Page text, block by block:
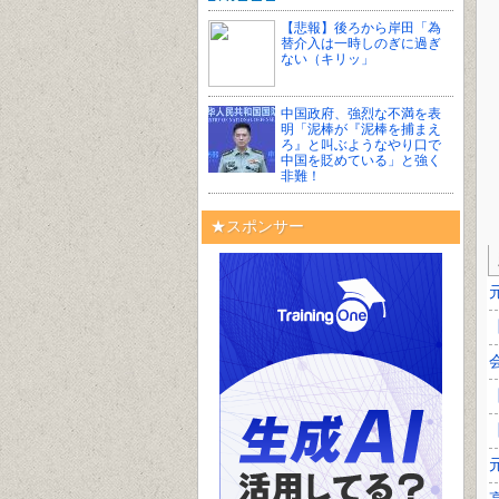
【悲報】後ろから岸田「為
替介入は一時しのぎに過ぎ
ない（キリッ」
中国政府、強烈な不満を表
明「泥棒が『泥棒を捕まえ
ろ』と叫ぶようなやり口で
中国を貶めている」と強く
非難！
★スポンサー